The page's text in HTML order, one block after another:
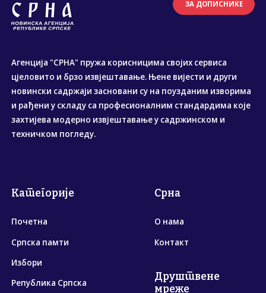
ЗА ДОПИСНИКЕ
Агенција "СРНА" пружа корисницима својих сервиса
цјеловито и брзо извјештавање. Њене вијести и други
новински садржаји засновани су на поузданим изворима
и рађени у складу са професионалним стандардима које
захтијева модерно извјештавање у садржинском и
техничком погледу.
Категорије
Почетна
Српска памти
Избори
Република Српска
Срна
О нама
Контакт
Друштвене
мреже